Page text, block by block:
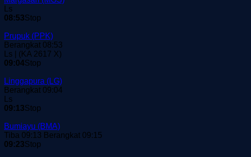
Ls
08:53Stop
Prupuk (PPK)
Berangkat 08:53
Ls | (KA 2617 X)
09:04Stop
Linggapura (LG)
Berangkat 09:04
Ls
09:13Stop
Bumiayu (BMA)
Tiba 09:13 Berangkat 09:15
09:23Stop